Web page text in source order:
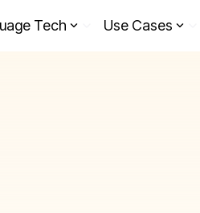
Tech Use Cases